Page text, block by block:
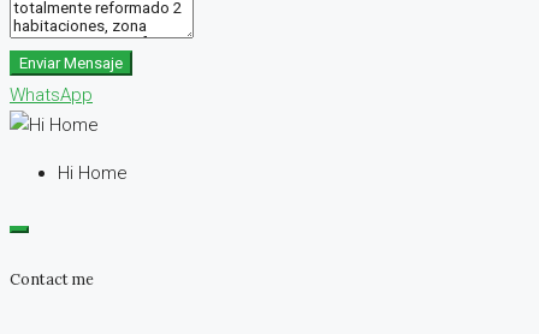
Enviar Mensaje
WhatsApp
Hi Home
Contact me